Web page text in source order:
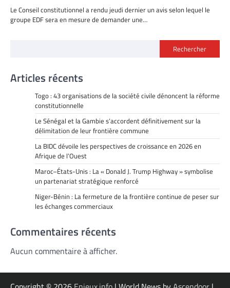
Le Conseil constitutionnel a rendu jeudi dernier un avis selon lequel le
groupe EDF sera en mesure de demander une…
Rechercher
Articles récents
Togo : 43 organisations de la société civile dénoncent la réforme
constitutionnelle
Le Sénégal et la Gambie s’accordent définitivement sur la
délimitation de leur frontière commune
La BIDC dévoile les perspectives de croissance en 2026 en
Afrique de l’Ouest
Maroc–États-Unis : La « Donald J. Trump Highway » symbolise
un partenariat stratégique renforcé
Niger-Bénin : La fermeture de la frontière continue de peser sur
les échanges commerciaux
Commentaires récents
Aucun commentaire à afficher.